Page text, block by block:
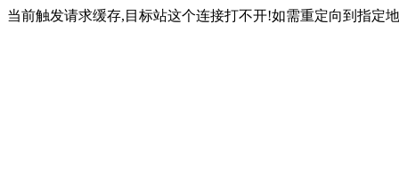
当前触发请求缓存,目标站这个连接打不开!如需重定向到指定